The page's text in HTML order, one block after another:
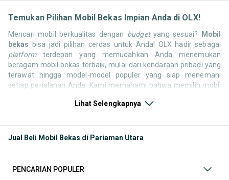
Temukan Pilihan Mobil Bekas Impian Anda di OLX!
Mencari mobil berkualitas dengan budgetyang sesuai? Mobil
bekas bisa jadi pilihan cerdas untuk Anda! OLX hadir sebagai
platformterdepan yang memudahkan Anda menemukan
beragam mobil bekas terbaik, mulai dari kendaraan pribadi yang
terawat hingga model-model populer yang siap menemani
setiap perjalanan Anda. Kami memahami bahwa memilih mobil
ribuan daftar dari penjual terpercaya di seluruh Indonesia.
dengan gaya hidup, kebutuhan, danbudgetAnda!
Memilih mobil bekas yang tepat tentu bukan perkara mudah.
berkelas, atau mobil kota yang irit dan lincah? Di OLX, Anda akan
Lihat Selengkapnya
Jual Beli Mobil Bekas di Pariaman Utara
PENCARIAN POPULER